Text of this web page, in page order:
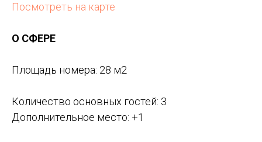
Посмотреть на карте
О СФЕРЕ
Площадь номера: 28 м2
Количество основных гостей: 3
Дополнительное место: +1